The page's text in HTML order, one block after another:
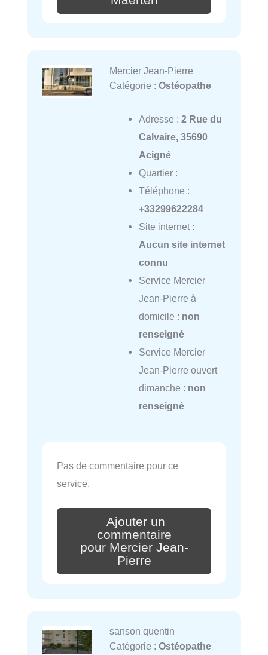
Mercier Jean-Pierre
Catégorie : Ostéopathe
Adresse : 2 Rue du
Calvaire, 35690
Acigné
Quartier :
Téléphone :
+33299622284
Site internet :
Aucun site internet
connu
Service Mercier
Jean-Pierre à
domicile : non
renseigné
Service Mercier
Jean-Pierre ouvert
dimanche : non
renseigné
Pas de commentaire pour ce
service.
Ajouter un
commentaire
pour Mercier Jean-
Pierre
sanson quentin
Catégorie : Ostéopathe